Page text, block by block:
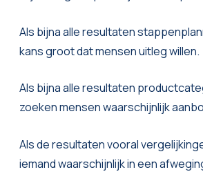
Als bijna alle resultaten
kans groot dat mensen uitleg willen.
Als bijna alle resultaten
zoeken mensen waarschijnlijk
Als de resultaten vooral
iemand waarschijnlijk in een